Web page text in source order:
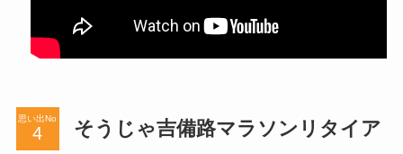
思い出No そうじゃ吉備路マラソンリタイア